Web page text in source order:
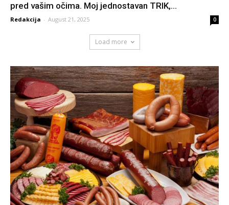
pred vašim očima. Moj jednostavan TRIK,...
Redakcija - August 21, 2025 0
Load more